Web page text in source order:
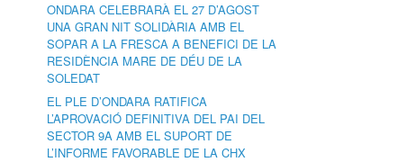
ONDARA CELEBRARÀ EL 27 D’AGOST
UNA GRAN NIT SOLIDÀRIA AMB EL
SOPAR A LA FRESCA A BENEFICI DE LA
RESIDÈNCIA MARE DE DÉU DE LA
SOLEDAT
EL PLE D’ONDARA RATIFICA
L’APROVACIÓ DEFINITIVA DEL PAI DEL
SECTOR 9A AMB EL SUPORT DE
L’INFORME FAVORABLE DE LA CHX